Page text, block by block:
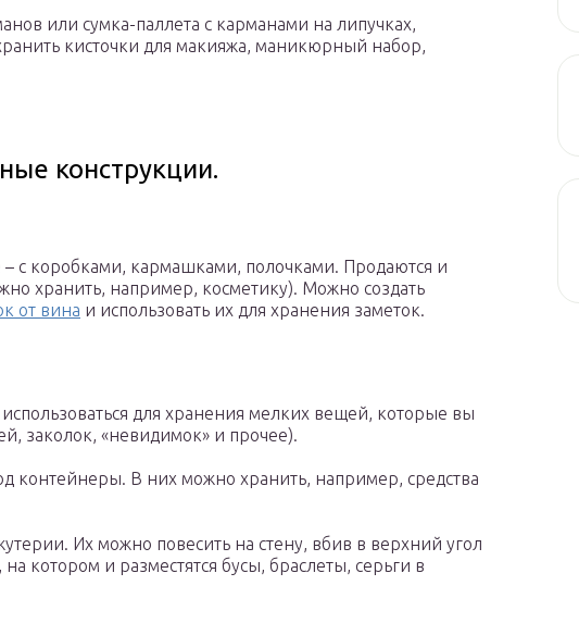
или сумка-паллета с карманами на липучках,
кисточки для макияжа, маникюрный набор,
конструкции.
– с коробками, кармашками, полочками. Продаются и
хранить, например, косметику). Можно создать
от вина и использовать их для хранения заметок.
для хранения мелких вещей, которые вы
заколок, «невидимок» и прочее).
контейнеры. В них можно хранить, например, средства
Их можно повесить на стену, вбив в верхний угол
на котором и разместятся бусы, браслеты, серьги в